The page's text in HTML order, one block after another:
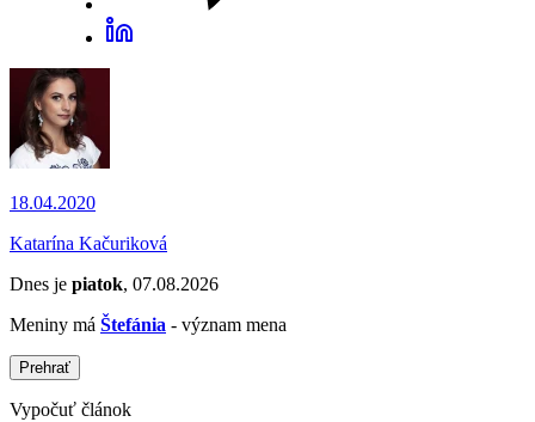
18.04.2020
Katarína Kačuriková
Dnes je piatok, 07.08.2026
Meniny má Štefánia - význam mena
Prehrať
Vypočuť článok